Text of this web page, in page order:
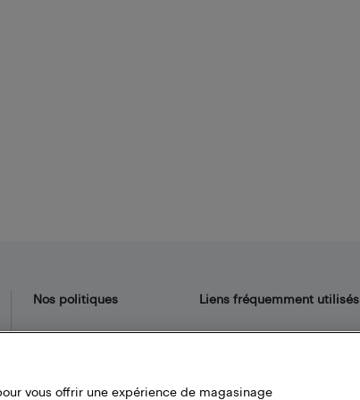
Nos politiques
Termes et conditions
Liens fréquemment utilisés
Localisateur de magasin
Carrières
vous offrir une expérience de magasinage